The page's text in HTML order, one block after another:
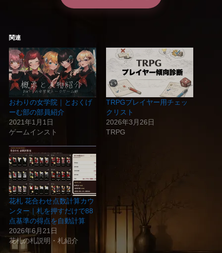
関連
おわりの女学院｜とおくげ
ーむ部の部員紹介
2021年1月1日
ゲームインスト
TRPGプレイヤー用チェッ
クリスト
2026年3月26日
TRPG
花札 花合わせ点数計算カウ
ンター｜札を押すだけで88
点基準の得点を自動計算
2026年6月21日
花札の札説明・札紹介